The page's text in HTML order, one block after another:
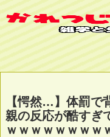
【愕然…】体罰で
親の反応が酷すぎ
ｗｗｗｗｗｗｗｗ